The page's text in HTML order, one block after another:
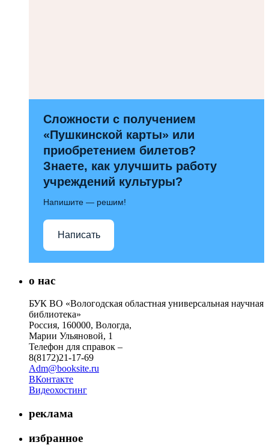
Сложности с получением
«Пушкинской карты» или
приобретением билетов?
Знаете, как улучшить работу
учреждений культуры?
Напишите — решим!
Написать
о нас
БУК ВО «Вологодская областная универсальная научная
библиотека»
Россия, 160000, Вологда,
Марии Ульяновой, 1
Телефон для справок –
8(8172)21-17-69
Adm@booksite.ru
ВКонтакте
Видеохостинг
реклама
избранное